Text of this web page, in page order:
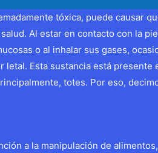
tóxica, puede causar
Al estar en contacto con la
o al inhalar sus gases,
Esta sustancia está presente
totes. Por eso,
a la manipulación de